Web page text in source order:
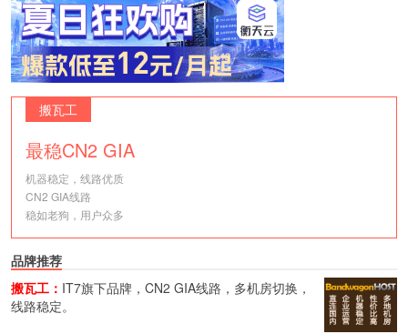
搬瓦工
最稳CN2 GIA
机器稳定，线路优质
CN2 GIA线路
稳如老狗，用户众多
品牌推荐
搬瓦工： IT7旗下品牌，CN2 GIA线路，多机房切换，
线路稳定。